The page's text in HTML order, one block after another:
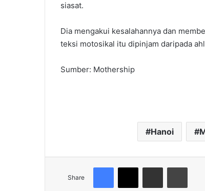
siasat.
Dia mengakui kesalahannya dan
teksi motosikal itu dipinjam daripada
Sumber: Mothership
Hanoi
Share
Facebook
X Share via Email Print